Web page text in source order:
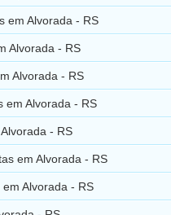
em Alvorada - RS
Alvorada - RS
Alvorada - RS
em Alvorada - RS
- RS
em Alvorada - RS
Alvorada - RS